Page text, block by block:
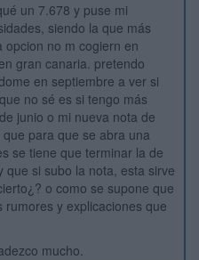
un 7.678 y puse mi
siendo la que más
no m cogiern en
gran canaria. pretendo
en septiembre a ver si
no sé es si tengo más
junio o mi nueva nota de
para que se abra una
se tiene que terminar la de
que si subo la nota, esta sirve
o como se supone que
y explicaciones que
mucho.